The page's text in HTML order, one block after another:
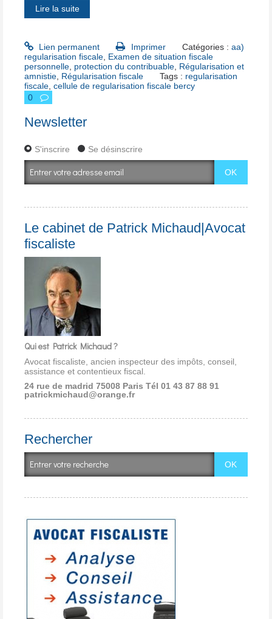
Lire la suite
Lien permanent Imprimer Catégories : aa)
regularisation fiscale Examen de situation fiscale
personnelle protection du contribuable Régularisation et
amnistie Régularisation fiscale Tags : regularisation
fiscale cellule de regularisation fiscale bercy
0
Newsletter
S'inscrire Se désinscrire
Le cabinet de Patrick Michaud|Avocat
fiscaliste
Qui est Patrick Michaud ?
Avocat fiscaliste, ancien inspecteur des impôts, conseil,
assistance et contentieux fiscal.
24 rue de madrid 75008 Paris Tél 01 43 87 88 91
patrickmichaud@orange.fr
Rechercher